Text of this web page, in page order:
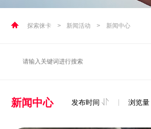
探索徕卡 > 新闻活动 > 新闻中心
新闻中心 发布时间 | 浏览